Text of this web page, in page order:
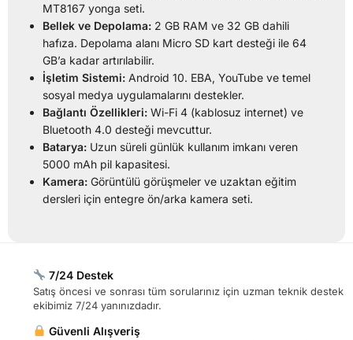
MT8167 yonga seti.
Bellek ve Depolama: 2 GB RAM ve 32 GB dahili
hafıza. Depolama alanı Micro SD kart desteği ile 64
GB’a kadar artırılabilir.
İşletim Sistemi: Android 10. EBA, YouTube ve temel
sosyal medya uygulamalarını destekler.
Bağlantı Özellikleri: Wi-Fi 4 (kablosuz internet) ve
Bluetooth 4.0 desteği mevcuttur.
Batarya: Uzun süreli günlük kullanım imkanı veren
5000 mAh pil kapasitesi.
Kamera: Görüntülü görüşmeler ve uzaktan eğitim
dersleri için entegre ön/arka kamera seti.
7/24 Destek
Satış öncesi ve sonrası tüm sorularınız için uzman teknik destek
ekibimiz 7/24 yanınızdadır.
Güvenli Alışveriş